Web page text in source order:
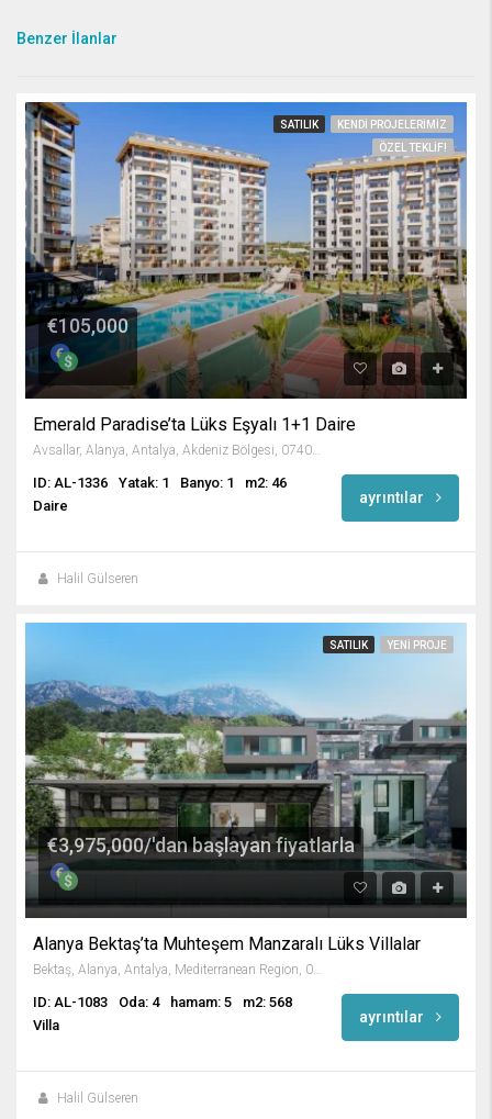
Benzer İlanlar
SATILIK
KENDI PROJELERIMIZ
ÖZEL TEKLIF!
€105,000
Emerald Paradise’ta Lüks Eşyalı 1+1 Daire
ID: AL-1336 Yatak: 1 Banyo: 1
m2: 46
Daire
ayrıntılar
Halil Gülseren
SATILIK YENI PROJE
€3,975,000/'dan başlayan fiyatlarla
Alanya Bektaş’ta Muhteşem Manzaralı Lüks Villalar
Bektaş, Alanya, Antalya, Mediterranean Region, 07400 ALANYA, Turkey
ID: AL-1083 Oda: 4 hamam: 5
m2: 568
Villa
ayrıntılar
Halil Gülseren